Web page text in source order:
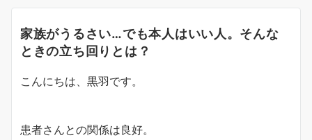
家族がうるさい…でも本人はいい人。そんな
ときの立ち回りとは？
こんにちは、黒羽です。
患者さんとの関係は良好。